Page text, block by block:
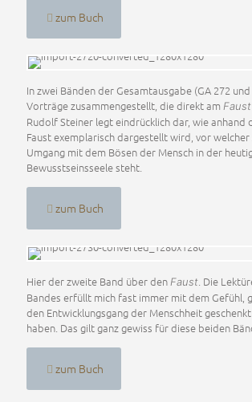
zum Buch
In zwei Bänden der Gesamtausgabe (GA 272
Vorträge zusammengestellt, die direkt am Faust
Rudolf Steiner legt eindrücklich dar, wie anhand
Faust exemplarisch dargestellt wird, vor
Umgang mit dem Bösen der Mensch in der
Bewusstseinsseele steht.
zum Buch
Hier der zweite Band über den Faust . Die
Bandes erfüllt mich fast immer mit dem Gefühl,
den Entwicklungsgang der Menschheit
haben. Das gilt ganz gewiss für diese beiden
zum Buch